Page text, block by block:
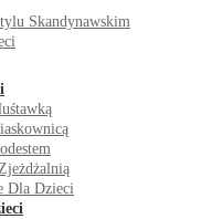
Skandynawskim
Dla Dzieci